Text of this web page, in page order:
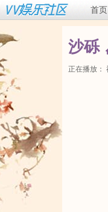
首页
沙砾
正在播放：